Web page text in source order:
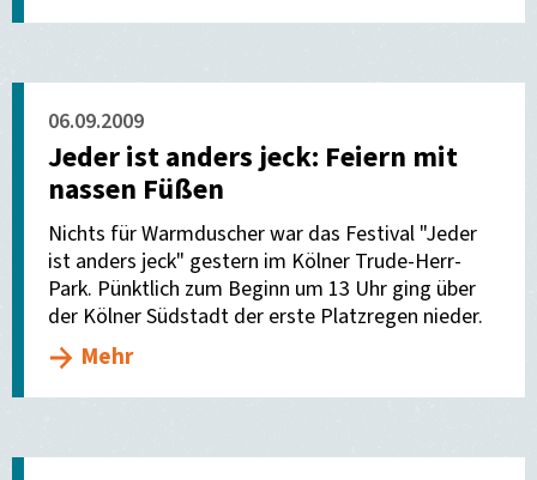
06.09.2009
Jeder ist anders jeck: Feiern mit
nassen Füßen
Nichts für Warmduscher war das Festival "Jeder
ist anders jeck" gestern im Kölner Trude-Herr-
Park. Pünktlich zum Beginn um 13 Uhr ging über
der Kölner Südstadt der erste Platzregen nieder.
Mehr